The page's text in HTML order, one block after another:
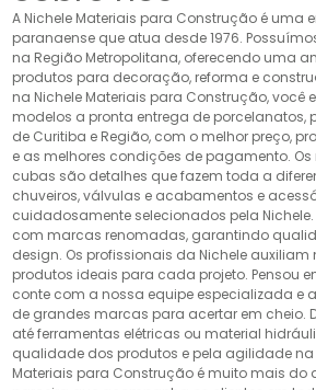
A Nichele Materiais para Construção é uma
paranaense que atua desde 1976.
na Região Metropolitana, oferecendo uma
produtos para decoração, reforma e
na Nichele Materiais para Construção, você
modelos a pronta entrega de porcelanatos,
de Curitiba e Região, com o melhor preço,
e as melhores condições de pagamento.
cubas são detalhes que fazem toda a
chuveiros, válvulas e acabamentos e
cuidadosamente selecionados pela
com marcas renomadas, garantindo
design. Os profissionais da Nichele
produtos ideais para cada projeto. Pensou
conte com a nossa equipe especializada e
de grandes marcas para acertar em cheio.
até ferramentas elétricas ou material
qualidade dos produtos e pela agilidade na
Materiais para Construção é muito mais do